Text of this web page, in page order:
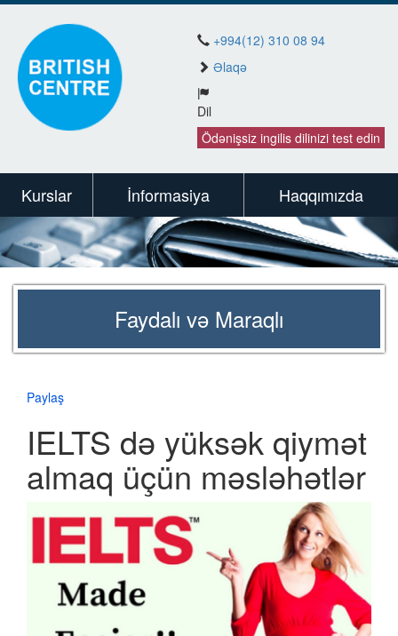
+994(12) 310 08 94
Əlaqə
Dil
Ödənişsiz ingilis dilinizi test edin
Kurslar İnformasiya Haqqımızda
Faydalı və Maraqlı
Paylaş
IELTS də yüksək qiymət
almaq üçün məsləhətlər